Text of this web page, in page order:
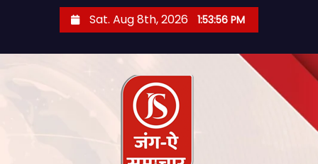
Sat. Aug 8th, 2026 1:53:57 PM